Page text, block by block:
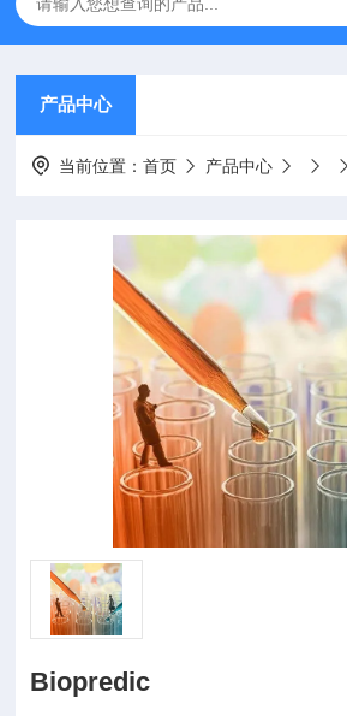
产品中心
当前位置：首页 产品中心
Biopredic